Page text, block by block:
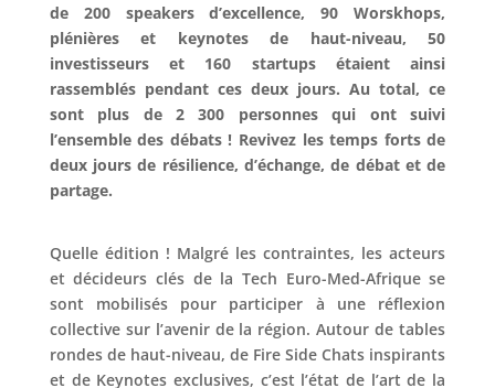
de 200 speakers d’excellence, 90 Worskhops,
plénières et keynotes de haut-niveau, 50
investisseurs et 160 startups étaient ainsi
rassemblés pendant ces deux jours. Au total, ce
sont plus de 2 300 personnes qui ont suivi
l’ensemble des débats ! Revivez les temps forts de
deux jours de résilience, d’échange, de débat et de
partage.
Quelle édition ! Malgré les contraintes, les acteurs
et décideurs clés de la Tech Euro-Med-Afrique se
sont mobilisés pour participer à une réflexion
collective sur l’avenir de la région. Autour de tables
rondes de haut-niveau, de Fire Side Chats inspirants
et de Keynotes exclusives, c’est l’état de l’art de la